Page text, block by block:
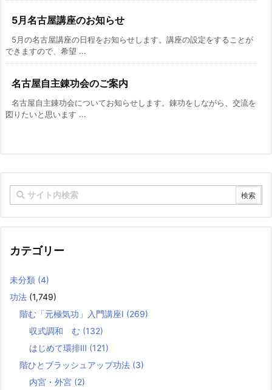
5月名古屋講座のお知らせ
5月の名古屋講座の日程をお知らせします。講座の設定をすることが
できますので、希望 ...
名古屋自主錬功会のご案内
名古屋自主錬功会についてお知らせします。錬功をしながら、交流を
図りたいと思います ...
カテゴリー
未分類 (4)
功法 (1,749)
階む「元極気功」入門講座Ⅰ (269)
収式調和 む (132)
はじめて環排Ⅲ (121)
階ひとブラッシュアップ功法 (3)
内宮・外宮 (2)